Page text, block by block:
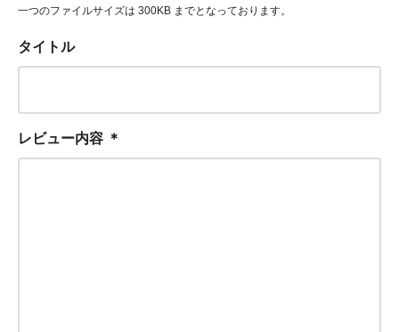
一つのファイルサイズは 300KB までとなっております。
タイトル
レビュー内容 ＊